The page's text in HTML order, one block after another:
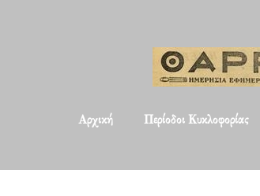
Αρχική Περίοδοι Κυκλοφορίας